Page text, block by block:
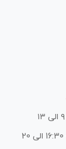
۹ الی ۱۳
16:30 الی 20